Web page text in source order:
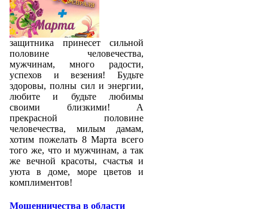
защитника принесет сильной
половине человечества,
мужчинам, много радости,
успехов и везения! Будьте
здоровы, полны сил и энергии,
любите и будьте любимы
своими близкими! А
прекрасной половине
человечества, милым дамам,
хотим пожелать 8 Марта всего
того же, что и мужчинам, а так
же вечной красоты, счастья и
уюта в доме, море цветов и
комплиментов!
Мошенничества в области